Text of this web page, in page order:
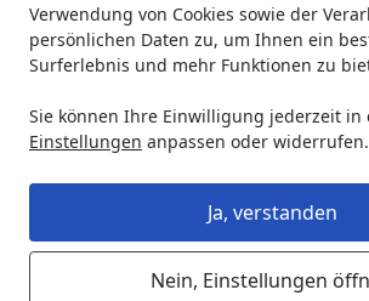
Verwendung von Cookies sowie der
persönlichen Daten zu, um Ihnen ein
Surferlebnis und mehr Funktionen zu
Sie können Ihre Einwilligung jederzeit in
Einstellungen anpassen oder widerrufen.
Ja, verstanden
Nein, Einstellungen
Das von Ihnen gesuchte Produkt
ist leider nicht mehr verfügbar. Sie
auf eine passende Kategorie
Die Mischung macht's -
Momente zwischen Dunkelheit